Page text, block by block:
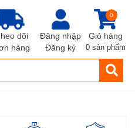
Đăng nhập
Đăng ký
Giỏ hàng
0
0 sản phẩm
dõi
hàng